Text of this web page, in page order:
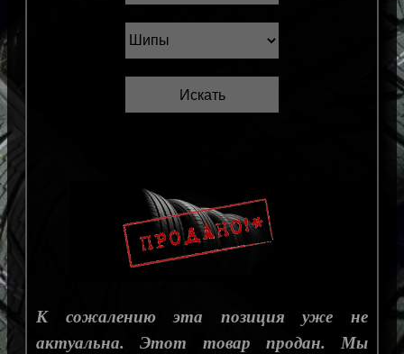
К сожалению эта позиция уже не
актуальна. Этот товар продан. Мы